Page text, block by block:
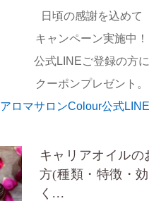
日頃の感謝を込めて
キャンペーン実施中！
公式LINEご登録の方に
クーポンプレゼント。
アロマサロンColour公式
キャリアオイルの
方(種類・特徴・
く...